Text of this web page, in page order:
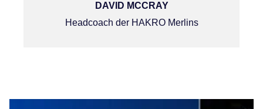
DAVID MCCRAY
Headcoach der HAKRO Merlins